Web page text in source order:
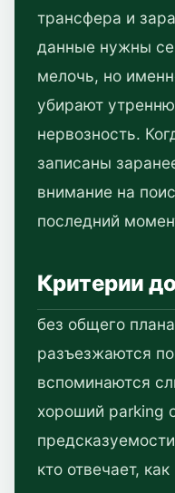
трансфера и
данные нужны
мелочь, но
убирают
нервозность.
записаны
внимание на
последний
Критерии
без общего
разъезжаются
вспоминаются
хороший parking
кто отвечает,